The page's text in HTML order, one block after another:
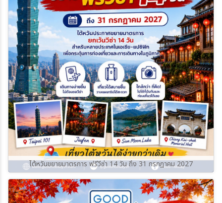
ไต้หวันขยายมาตรการ ฟรีวีซ่า 14 วัน ถึง 31 กรกฎาคม 2027